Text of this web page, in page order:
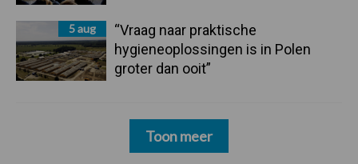
5 aug
“Vraag naar praktische
hygieneoplossingen is in Polen
groter dan ooit”
Toon meer